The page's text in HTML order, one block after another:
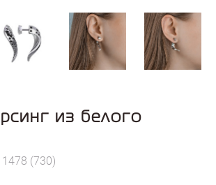
из белого
(730)